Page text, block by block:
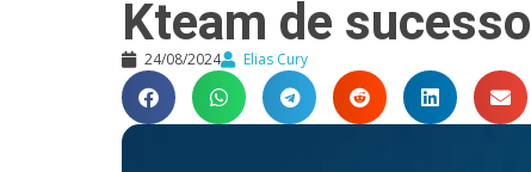
Kteam de sucesso
24/08/2024 Elias Cury